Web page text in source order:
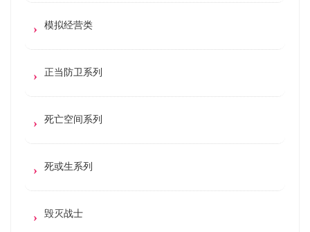
模拟经营类
正当防卫系列
死亡空间系列
死或生系列
毁灭战士